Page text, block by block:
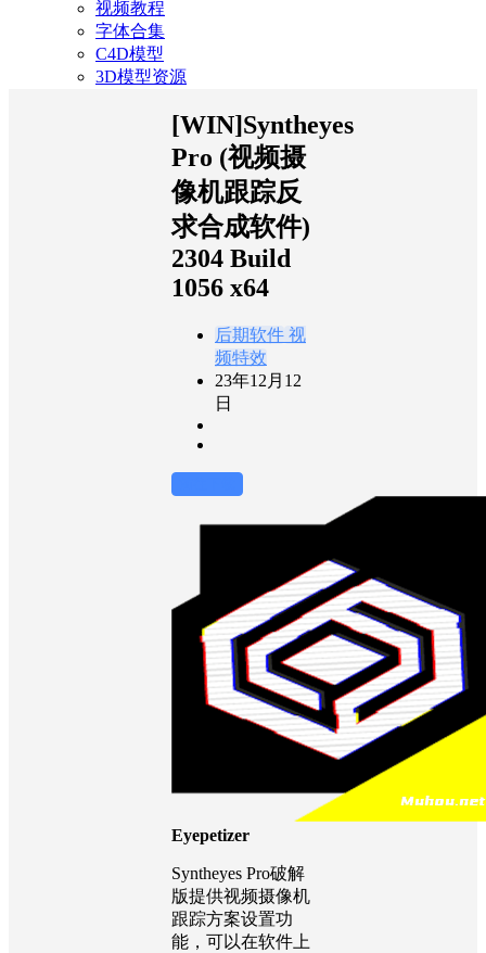
视频教程
字体合集
C4D模型
3D模型资源
[WIN]Syntheyes
Pro (视频摄
像机跟踪反
求合成软件)
2304 Build
1056 x64
后期软件 视
频特效
23年12月12
日
Eyepetizer
Syntheyes Pro破解
版提供视频摄像机
跟踪方案设置功
能，可以在软件上